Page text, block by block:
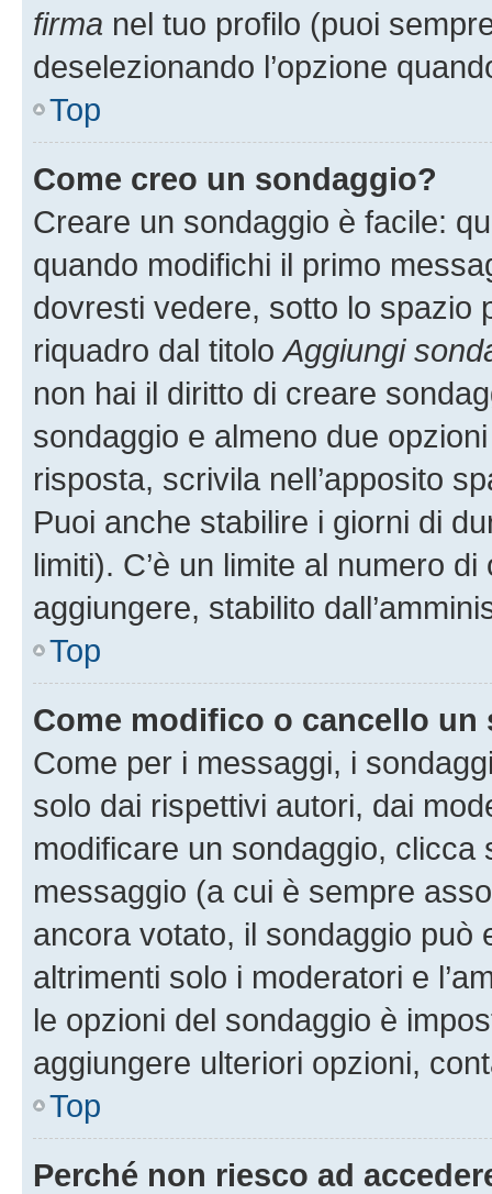
firma nel tuo profilo (puoi
deselezionando l’opzione
Top
Come creo un sondaggio?
Creare un sondaggio è facile:
quando modifichi il primo
dovresti vedere, sotto lo spazio
riquadro dal titoloAggiungi
non hai il diritto di creare
sondaggio e almeno due
risposta, scrivila nell’apposito
Puoi anche stabilire i giorni di
limiti). C’è un limite al numero
aggiungere, stabilito
Top
Come modifico o cancello un
Come per i messaggi, i
solo dai rispettivi autori, dai
modificare un sondaggio,
messaggio (a cui è sempre
ancora votato, il sondaggio può
altrimenti solo i moderatori e
le opzioni del sondaggio è
aggiungere ulteriori opzioni,
Top
Perché non riesco ad